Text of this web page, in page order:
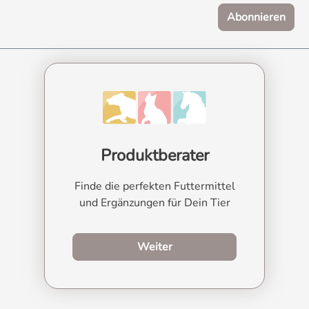
höhere Dosierung sinnvoll sein. Eine
zeitlich begrenzte Steigerung bis auf
maximal 100 % des Tagesbedarfs ist
möglich, sollte jedoch stets unter
Berücksichtigung der übrigen
Magnesiumzufuhr erfolgen, um eine
Überversorgung zu vermeiden.Persönliche
Empfehlung„Magnesiummalat ist meine
Magnesiumquelle mit hoher
TierartEmpfohlene tägliche Bedarfs-
MengeBeispiel Hund ca. 0,25-1 g
abhängig von Größe und Aktivität Katze 50–
200 mg Magnesiummalat pro Tag abhängig
von Größe und Aktivität Pferd 2–5 g
Magnesiummalat pro 100 kg Pferd
Abonnieren
Produktberater
Finde die perfekten Futtermittel
und Ergänzungen für Dein Tier
Weiterzum Produktberater